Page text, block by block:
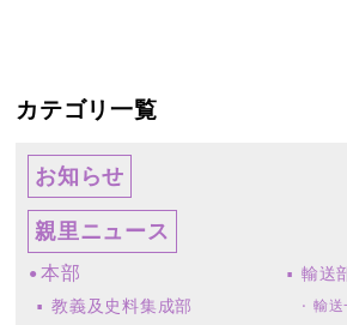
カテゴリ一覧
お知らせ
親里ニュース
本部
教義及史料集成部
輸送
輸送